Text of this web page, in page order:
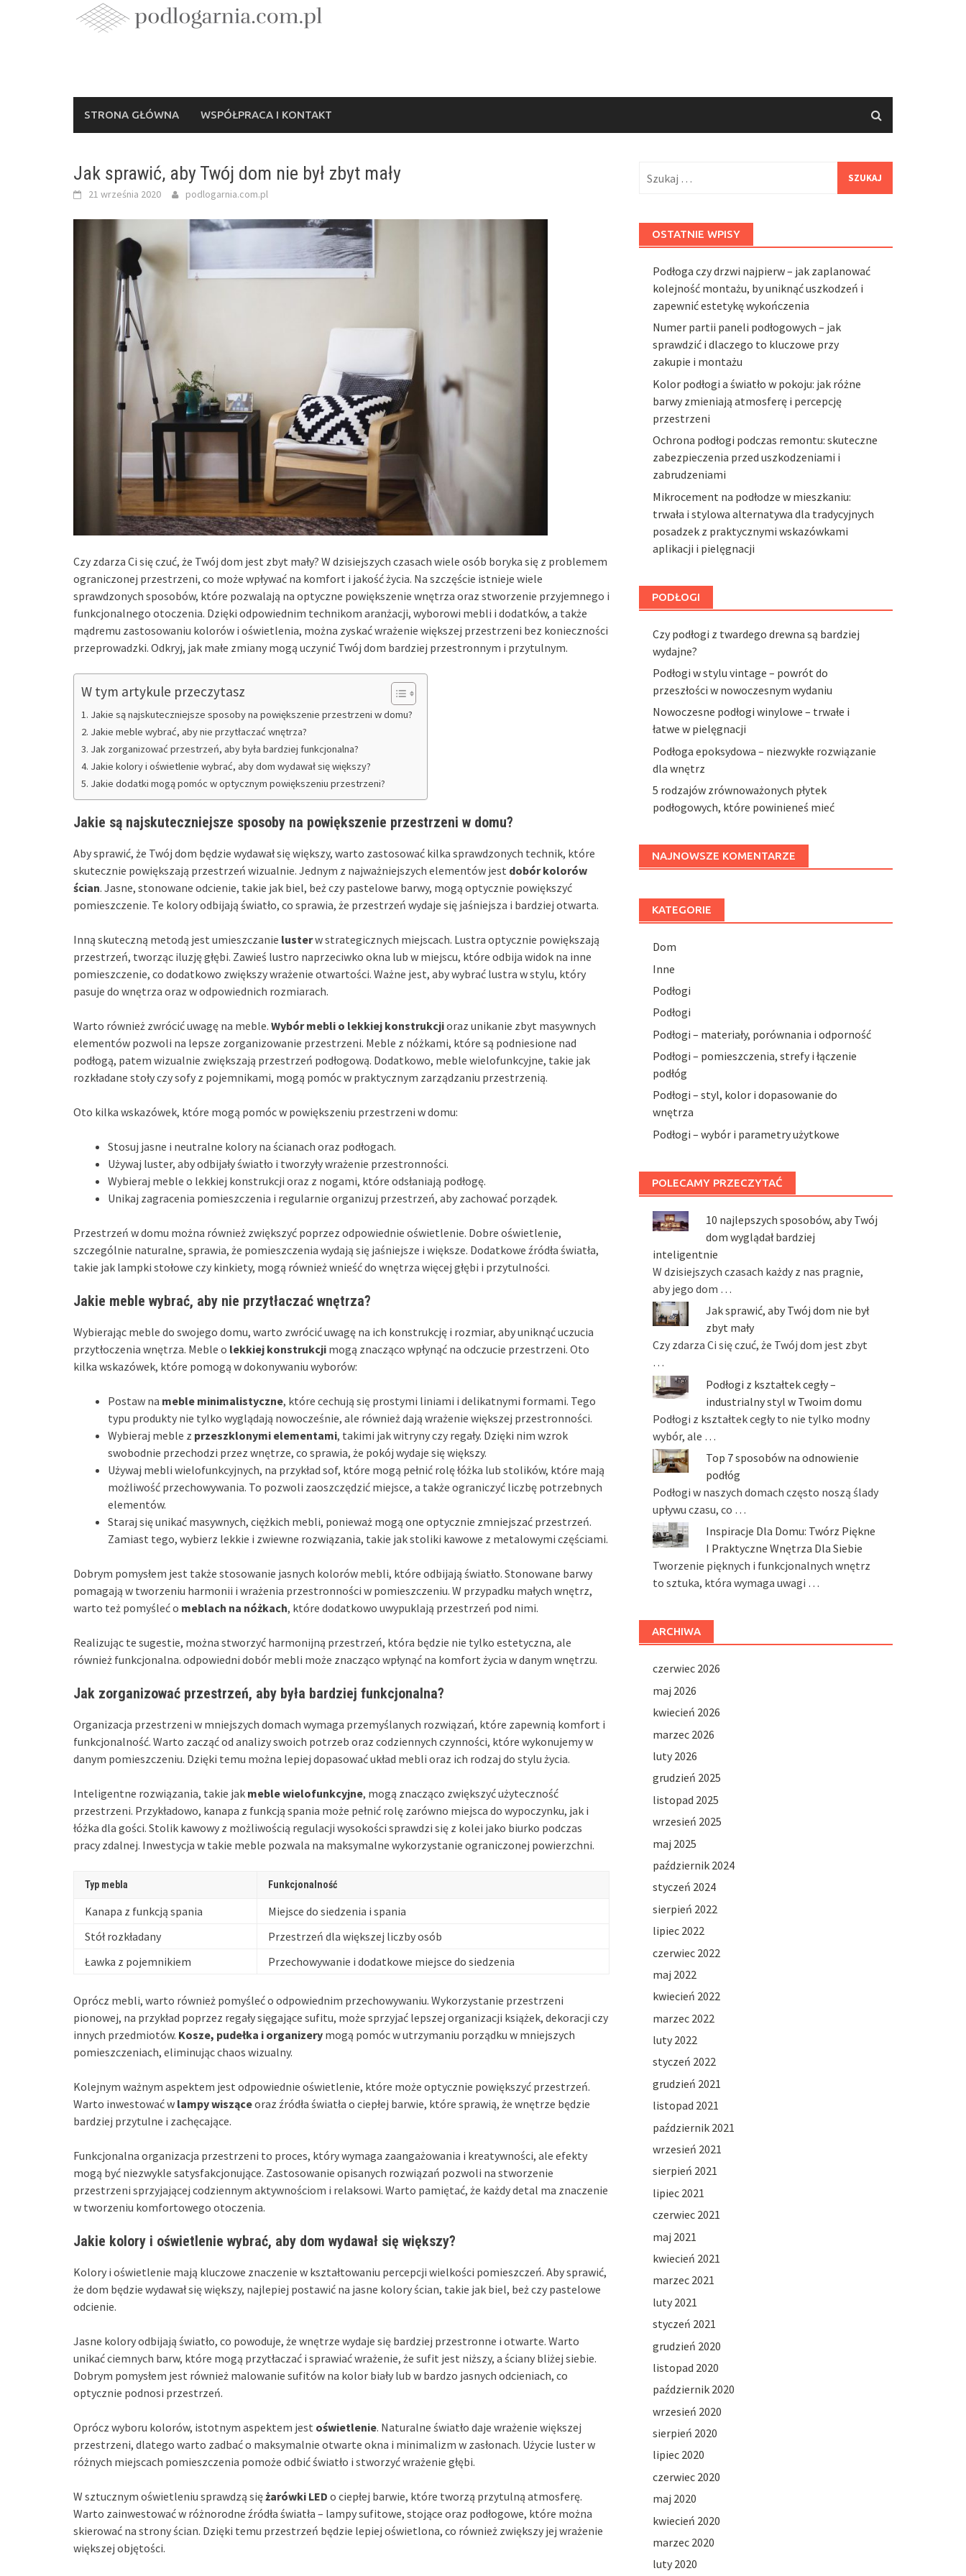
STRONA GŁÓWNA WSPÓŁPRACA I KONTAKT
Jak sprawić, aby Twój dom nie był zbyt mały
21 września 2020 podlogarnia.com.pl
Czy zdarza Ci się czuć, że Twój dom jest zbyt mały? W dzisiejszych czasach wiele osób boryka się z problemem
ograniczonej przestrzeni, co może wpływać na komfort i jakość życia. Na szczęście istnieje wiele
sprawdzonych sposobów, które pozwalają na optyczne powiększenie wnętrza oraz stworzenie przyjemnego i
funkcjonalnego otoczenia. Dzięki odpowiednim technikom aranżacji, wyborowi mebli i dodatków, a także
mądremu zastosowaniu kolorów i oświetlenia, można zyskać wrażenie większej przestrzeni bez konieczności
przeprowadzki. Odkryj, jak małe zmiany mogą uczynić Twój dom bardziej przestronnym i przytulnym.
W tym artykule przeczytasz
Jakie są najskuteczniejsze sposoby na powiększenie przestrzeni w domu?
Jakie meble wybrać, aby nie przytłaczać wnętrza?
Jak zorganizować przestrzeń, aby była bardziej funkcjonalna?
Jakie kolory i oświetlenie wybrać, aby dom wydawał się większy?
Jakie dodatki mogą pomóc w optycznym powiększeniu przestrzeni?
Jakie są najskuteczniejsze sposoby na powiększenie przestrzeni w domu?
Aby sprawić, że Twój dom będzie wydawał się większy, warto zastosować kilka sprawdzonych technik, które
skutecznie powiększają przestrzeń wizualnie. Jednym z najważniejszych elementów jest dobór kolorów
ścian. Jasne, stonowane odcienie, takie jak biel, beż czy pastelowe barwy, mogą optycznie powiększyć
pomieszczenie. Te kolory odbijają światło, co sprawia, że przestrzeń wydaje się jaśniejsza i bardziej otwarta.
Inną skuteczną metodą jest umieszczanie lusterw strategicznych miejscach. Lustra optycznie powiększają
przestrzeń, tworząc iluzję głębi. Zawieś lustro naprzeciwko okna lub w miejscu, które odbija widok na inne
pomieszczenie, co dodatkowo zwiększy wrażenie otwartości. Ważne jest, aby wybrać lustra w stylu, który
pasuje do wnętrza oraz w odpowiednich rozmiarach.
Warto również zwrócić uwagę na meble. Wybór mebli o lekkiej konstrukcjioraz unikanie zbyt masywnych
elementów pozwoli na lepsze zorganizowanie przestrzeni. Meble z nóżkami, które są podniesione nad
podłogą, patem wizualnie zwiększają przestrzeń podłogową. Dodatkowo, meble wielofunkcyjne, takie jak
rozkładane stoły czy sofy z pojemnikami, mogą pomóc w praktycznym zarządzaniu przestrzenią.
Oto kilka wskazówek, które mogą pomóc w powiększeniu przestrzeni w domu:
Stosuj jasne i neutralne kolory na ścianach oraz podłogach.
Używaj luster, aby odbijały światło i tworzyły wrażenie przestronności.
Wybieraj meble o lekkiej konstrukcji oraz z nogami, które odsłaniają podłogę.
Unikaj zagracenia pomieszczenia i regularnie organizuj przestrzeń, aby zachować porządek.
Przestrzeń w domu można również zwiększyć poprzez odpowiednie oświetlenie. Dobre oświetlenie,
szczególnie naturalne, sprawia, że pomieszczenia wydają się jaśniejsze i większe. Dodatkowe źródła światła,
takie jak lampki stołowe czy kinkiety, mogą również wnieść do wnętrza więcej głębi i przytulności.
Jakie meble wybrać, aby nie przytłaczać wnętrza?
Wybierając meble do swojego domu, warto zwrócić uwagę na ich konstrukcję i rozmiar, aby uniknąć uczucia
przytłoczenia wnętrza. Meble o lekkiej konstrukcji mogą znacząco wpłynąć na odczucie przestrzeni. Oto
kilka wskazówek, które pomogą w dokonywaniu wyborów:
Postaw na meble minimalistyczne, które cechują się prostymi liniami i delikatnymi formami. Tego
typu produkty nie tylko wyglądają nowocześnie, ale również dają wrażenie większej przestronności.
Wybieraj meble z przeszklonymi elementami, takimi jak witryny czy regały. Dzięki nim wzrok
swobodnie przechodzi przez wnętrze, co sprawia, że pokój wydaje się większy.
Używaj mebli wielofunkcyjnych, na przykład sof, które mogą pełnić rolę łóżka lub stolików, które mają
możliwość przechowywania. To pozwoli zaoszczędzić miejsce, a także ograniczyć liczbę potrzebnych
elementów.
Staraj się unikać masywnych, ciężkich mebli, ponieważ mogą one optycznie zmniejszać przestrzeń.
Zamiast tego, wybierz lekkie i zwiewne rozwiązania, takie jak stoliki kawowe z metalowymi częściami.
Dobrym pomysłem jest także stosowanie jasnych kolorów mebli, które odbijają światło. Stonowane barwy
pomagają w tworzeniu harmonii i wrażenia przestronności w pomieszczeniu. W przypadku małych wnętrz,
warto też pomyśleć o meblach na nóżkach, które dodatkowo uwypuklają przestrzeń pod nimi.
Realizując te sugestie, można stworzyć harmonijną przestrzeń, która będzie nie tylko estetyczna, ale
również funkcjonalna. odpowiedni dobór mebli może znacząco wpłynąć na komfort życia w danym wnętrzu.
Jak zorganizować przestrzeń, aby była bardziej funkcjonalna?
Organizacja przestrzeni w mniejszych domach wymaga przemyślanych rozwiązań, które zapewnią komfort i
funkcjonalność. Warto zacząć od analizy swoich potrzeb oraz codziennych czynności, które wykonujemy w
danym pomieszczeniu. Dzięki temu można lepiej dopasować układ mebli oraz ich rodzaj do stylu życia.
Inteligentne rozwiązania, takie jak meble wielofunkcyjne, mogą znacząco zwiększyć użyteczność
przestrzeni. Przykładowo, kanapa z funkcją spania może pełnić rolę zarówno miejsca do wypoczynku, jak i
łóżka dla gości. Stolik kawowy z możliwością regulacji wysokości sprawdzi się z kolei jako biurko podczas
pracy zdalnej. Inwestycja w takie meble pozwala na maksymalne wykorzystanie ograniczonej powierzchni.
Typ mebla Funkcjonalność
Kanapa z funkcją spania
Miejsce do siedzenia i spania
Stół rozkładany
Przestrzeń dla większej liczby osób
Ławka z pojemnikiem
Przechowywanie i dodatkowe miejsce do siedzenia
Oprócz mebli, warto również pomyśleć o odpowiednim przechowywaniu. Wykorzystanie przestrzeni
pionowej, na przykład poprzez regały sięgające sufitu, może sprzyjać lepszej organizacji książek, dekoracji czy
innych przedmiotów. Kosze, pudełka i organizery mogą pomóc w utrzymaniu porządku w mniejszych
pomieszczeniach, eliminując chaos wizualny.
Kolejnym ważnym aspektem jest odpowiednie oświetlenie, które może optycznie powiększyć przestrzeń.
Warto inwestować w lampy wisząceoraz źródła światła o ciepłej barwie, które sprawią, że wnętrze będzie
bardziej przytulne i zachęcające.
Funkcjonalna organizacja przestrzeni to proces, który wymaga zaangażowania i kreatywności, ale efekty
mogą być niezwykle satysfakcjonujące. Zastosowanie opisanych rozwiązań pozwoli na stworzenie
przestrzeni sprzyjającej codziennym aktywnościom i relaksowi. Warto pamiętać, że każdy detal ma znaczenie
w tworzeniu komfortowego otoczenia.
Jakie kolory i oświetlenie wybrać, aby dom wydawał się większy?
Kolory i oświetlenie mają kluczowe znaczenie w kształtowaniu percepcji wielkości pomieszczeń. Aby sprawić,
że dom będzie wydawał się większy, najlepiej postawić na jasne kolory ścian, takie jak biel, beż czy pastelowe
odcienie.
Jasne kolory odbijają światło, co powoduje, że wnętrze wydaje się bardziej przestronne i otwarte. Warto
unikać ciemnych barw, które mogą przytłaczać i sprawiać wrażenie, że sufit jest niższy, a ściany bliżej siebie.
Dobrym pomysłem jest również malowanie sufitów na kolor biały lub w bardzo jasnych odcieniach, co
optycznie podnosi przestrzeń.
Oprócz wyboru kolorów, istotnym aspektem jest oświetlenie. Naturalne światło daje wrażenie większej
przestrzeni, dlatego warto zadbać o maksymalnie otwarte okna i minimalizm w zasłonach. Użycie luster w
różnych miejscach pomieszczenia pomoże odbić światło i stworzyć wrażenie głębi.
W sztucznym oświetleniu sprawdzą siężarówki LED o ciepłej barwie, które tworzą przytulną atmosferę.
Warto zainwestować w różnorodne źródła światła – lampy sufitowe, stojące oraz podłogowe, które można
skierować na strony ścian. Dzięki temu przestrzeń będzie lepiej oświetlona, co również zwiększy jej wrażenie
większej objętości.
OSTATNIE WPISY
Podłoga czy drzwi najpierw – jak zaplanować
kolejność montażu, by uniknąć uszkodzeń i
zapewnić estetykę wykończenia
Numer partii paneli podłogowych – jak
sprawdzić i dlaczego to kluczowe przy
zakupie i montażu
Kolor podłogi a światło w pokoju: jak różne
barwy zmieniają atmosferę i percepcję
przestrzeni
Ochrona podłogi podczas remontu: skuteczne
zabezpieczenia przed uszkodzeniami i
zabrudzeniami
Mikrocement na podłodze w mieszkaniu:
trwała i stylowa alternatywa dla tradycyjnych
posadzek z praktycznymi wskazówkami
aplikacji i pielęgnacji
PODŁOGI
Czy podłogi z twardego drewna są bardziej
wydajne?
Podłogi w stylu vintage – powrót do
przeszłości w nowoczesnym wydaniu
Nowoczesne podłogi winylowe – trwałe i
łatwe w pielęgnacji
Podłoga epoksydowa – niezwykłe rozwiązanie
dla wnętrz
5 rodzajów zrównoważonych płytek
podłogowych, które powinieneś mieć
NAJNOWSZE KOMENTARZE
KATEGORIE
Dom
Inne
Podłogi
Podłogi
Podłogi – materiały, porównania i odporność
Podłogi – pomieszczenia, strefy i łączenie
podłóg
Podłogi – styl, kolor i dopasowanie do
wnętrza
Podłogi – wybór i parametry użytkowe
POLECAMY PRZECZYTAĆ
10 najlepszych sposobów, aby Twój
dom wyglądał bardziej
inteligentnie
W dzisiejszych czasach każdy z nas pragnie,
aby jego dom …
Jak sprawić, aby Twój dom nie był
zbyt mały
Czy zdarza Ci się czuć, że Twój dom jest zbyt
…
Podłogi z kształtek cegły –
industrialny styl w Twoim domu
Podłogi z kształtek cegły to nie tylko modny
wybór, ale …
Top 7 sposobów na odnowienie
podłóg
Podłogi w naszych domach często noszą ślady
upływu czasu, co …
Inspiracje Dla Domu: Twórz Piękne
I Praktyczne Wnętrza Dla Siebie
Tworzenie pięknych i funkcjonalnych wnętrz
to sztuka, która wymaga uwagi …
ARCHIWA
czerwiec 2026
maj 2026
kwiecień 2026
marzec 2026
luty 2026
grudzień 2025
listopad 2025
wrzesień 2025
maj 2025
październik 2024
styczeń 2024
sierpień 2022
lipiec 2022
czerwiec 2022
maj 2022
kwiecień 2022
marzec 2022
luty 2022
styczeń 2022
grudzień 2021
listopad 2021
październik 2021
wrzesień 2021
sierpień 2021
lipiec 2021
czerwiec 2021
maj 2021
kwiecień 2021
marzec 2021
luty 2021
styczeń 2021
grudzień 2020
listopad 2020
październik 2020
wrzesień 2020
sierpień 2020
lipiec 2020
czerwiec 2020
maj 2020
kwiecień 2020
marzec 2020
luty 2020